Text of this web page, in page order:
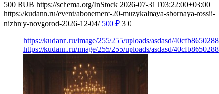
500 RUB https://schema.org/InStock 2026-07-31T03:22:00+03:00
https://kudann.ru/event/abonement-20-muzykalnaya-sbornaya-rossii-
nizhniy-novgorod-2026-12-04/ 500 ₽ 3 0
https://kudann.ru/image/255/255/uploads/asdasd/
https://kudann.ru/image/255/255/uploads/asdasd/